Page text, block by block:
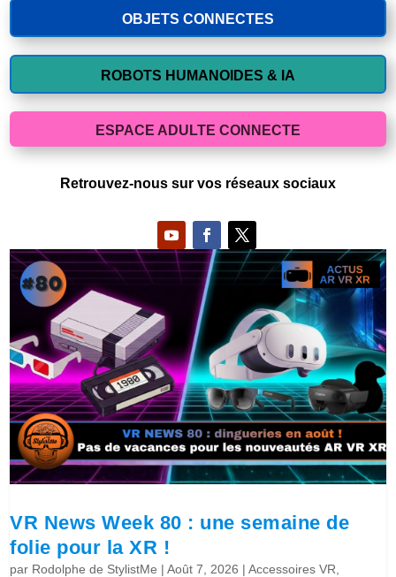
OBJETS CONNECTES
ROBOTS HUMANOIDES & IA
ESPACE ADULTE CONNECTE
Retrouvez-nous sur vos réseaux sociaux
VR News Week 80 : une semaine de
folie pour la XR !
par Rodolphe de StylistMe |Août 7, 2026 |Accessoires VR